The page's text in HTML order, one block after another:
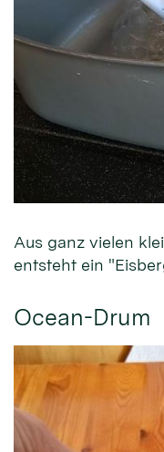
Aus ganz vielen
entsteht ein
Ocean-Drum